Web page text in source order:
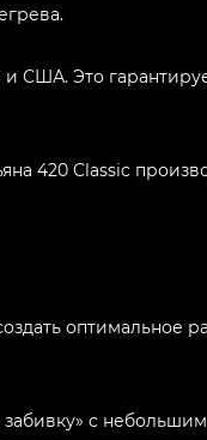
США. Это
420 Classic
оптимальное
с